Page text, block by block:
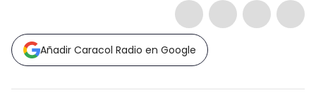
Añadir Caracol Radio en Google